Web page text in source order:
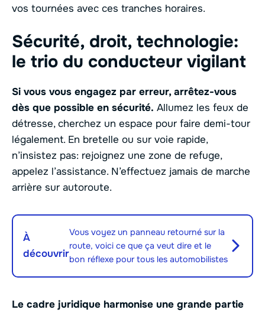
vos tournées avec ces tranches horaires.
Sécurité, droit, technologie:
le trio du conducteur vigilant
Si vous vous engagez par erreur, arrêtez-vous
dès que possible en sécurité. Allumez les feux de
détresse, cherchez un espace pour faire demi-tour
légalement. En bretelle ou sur voie rapide,
n’insistez pas: rejoignez une zone de refuge,
appelez l’assistance. N’effectuez jamais de marche
arrière sur autoroute.
À
découvrir
Vous voyez un panneau retourné sur la
route, voici ce que ça veut dire et le
bon réflexe pour tous les automobilistes
Le cadre juridique harmonise une grande partie